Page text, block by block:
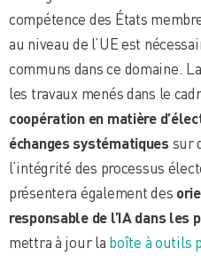
compétence des États
au niveau de l’UE est
communs dans ce domaine.
les travaux menés dans le
coopération en matière
échanges systématiquessur
l’intégrité des processus
présentera également des
responsable de l’IA dans les
mettra à jour la boîte à outils